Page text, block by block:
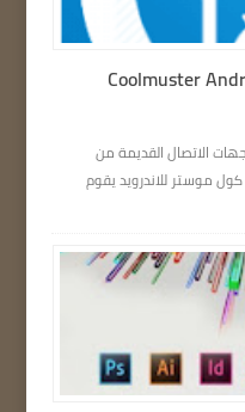
Coolmuster
الاتصال القديمة من
موستر للاندرويد يقوم